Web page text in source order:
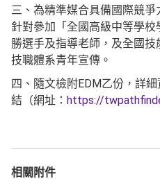
三、為精準媒合具備國際競
針對參加「全國高級中等學
勝選手及指導老師，及全國
技職體系青年宣傳。
四、隨文檢附EDM乙份，詳
結（網址： https://
相關附件